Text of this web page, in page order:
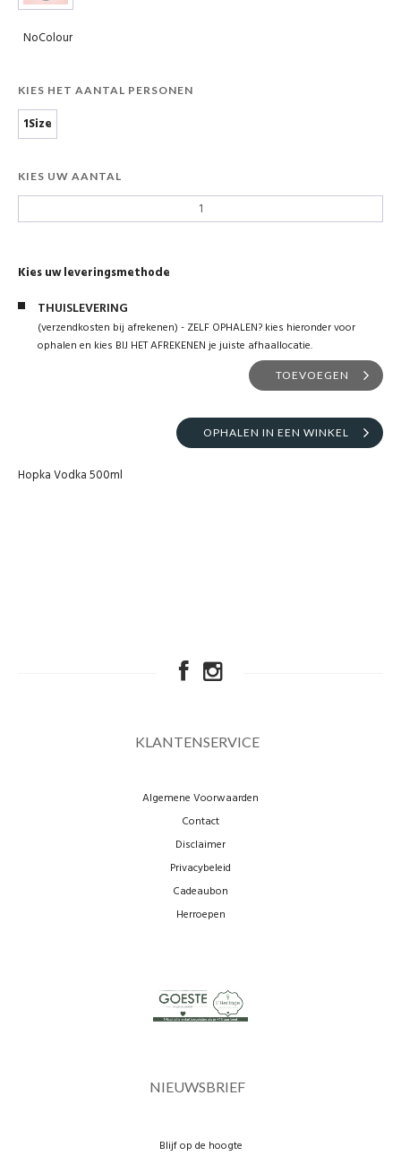
NoColour
KIES HET AANTAL PERSONEN
1Size
KIES UW AANTAL
Kies uw leveringsmethode
THUISLEVERING
(verzendkosten bij afrekenen) - ZELF OPHALEN? kies hieronder voor
ophalen en kies BIJ HET AFREKENEN je juiste afhaallocatie.
TOEVOEGEN
OPHALEN IN EEN WINKEL
Hopka Vodka 500ml
KLANTENSERVICE
Algemene Voorwaarden
Contact
Disclaimer
Privacybeleid
Cadeaubon
Herroepen
NIEUWSBRIEF
Blijf op de hoogte